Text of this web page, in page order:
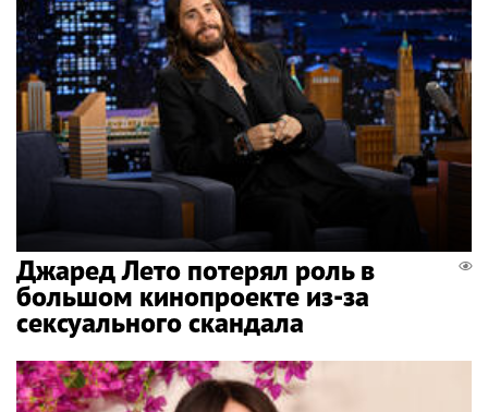
Джаред Лето потерял роль в
большом кинопроекте из-за
сексуального скандала